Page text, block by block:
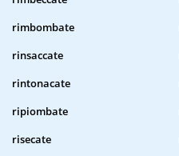
rimbombate
rinsaccate
rintonacate
ripiombate
risecate